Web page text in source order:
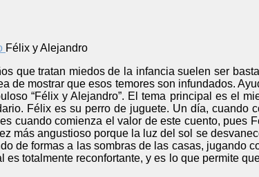
Félix y Alejandro
que tratan miedos de la infancia suelen ser
de mostrar que esos temores son infundados.
“Félix y Alejandro”. El tema principal es el
Félix es su perro de juguete. Un día, cuando
cuando comienza el valor de este cuento, pues
más angustioso porque la luz del sol se
de formas a las sombras de las casas, jugando
es totalmente reconfortante, y es lo que permite